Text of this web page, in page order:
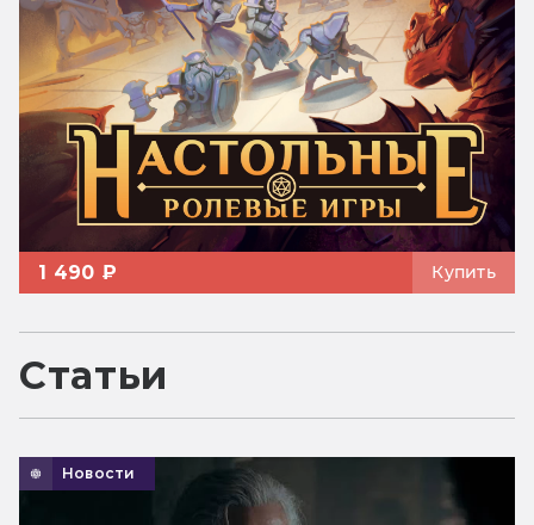
1 490 ₽ Купить
Статьи
Новости